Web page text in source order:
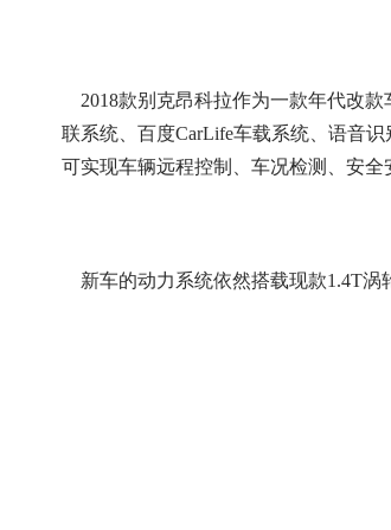
2018款别克昂科拉作为一款年代改款
联系统、百度CarLife车载系统、语音
可实现车辆远程控制、车况检测、安全
新车的动力系统依然搭载现款1.4T涡